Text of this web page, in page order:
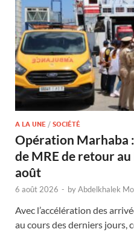
A LA UNE / SOCIÉTÉ
Opération Marhaba
de MRE de retour au
août
6 août 2026 - byAbdelkhalek
Avec l’accélération des
au cours des derniers jours,